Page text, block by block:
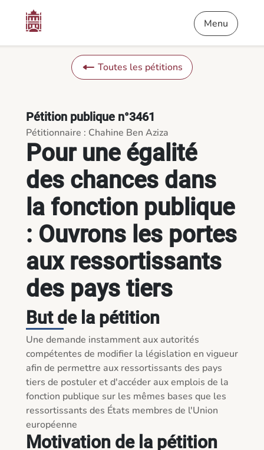
Pour une égalité des chances dans la fonction publique :
Menu
Toutes les pétitions
Pour une égalité
des chances dans
la fonction publique
: Ouvrons les portes
aux ressortissants
des pays tiers
Pétition publique n°3461
Pétitionnaire : Chahine Ben Aziza
But de la pétition
Une demande instamment aux autorités
compétentes de modifier la législation en vigueur
afin de permettre aux ressortissants des pays
tiers de postuler et d'accéder aux emplois de la
fonction publique sur les mêmes bases que les
ressortissants des États membres de l'Union
européenne
Motivation de la pétition